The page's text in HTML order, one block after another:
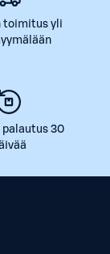
toimitus yli
palautus 30